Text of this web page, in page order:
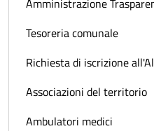
Amministrazione
Tesoreria comunale
Richiesta di iscrizione
Associazioni del territorio
Ambulatori medici